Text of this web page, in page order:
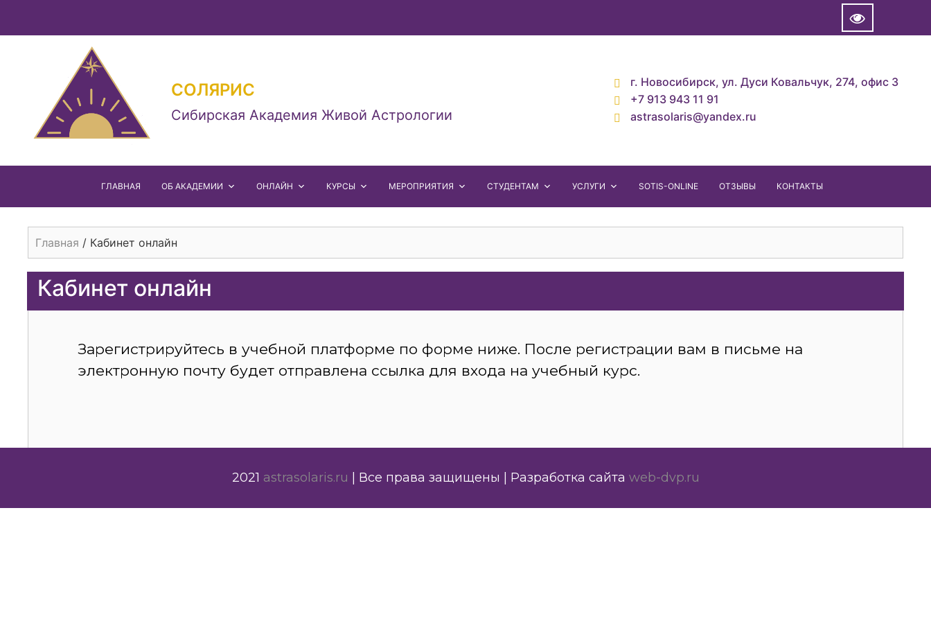
СОЛЯРИС
Сибирская Академия Живой Астрологии
г. Новосибирск, ул. Дуси Ковальчук, 274, офис 3
+7 913 943 11 91
astrasolaris@yandex.ru
ГЛАВНАЯ ОБ АКАДЕМИИ ОНЛАЙН КУРСЫ МЕРОПРИЯТИЯ СТУДЕНТАМ УСЛУГИ SOTIS-ONLINE ОТЗЫВЫ КОНТАКТЫ
Главная / Кабинет онлайн
Кабинет онлайн
Зарегистрируйтесь в учебной платформе по форме ниже. После регистрации вам в письме на
электронную почту будет отправлена ссылка для входа на учебный курс.
2021 astrasolaris.ru | Все права защищены | Разработка сайта web-dvp.ru